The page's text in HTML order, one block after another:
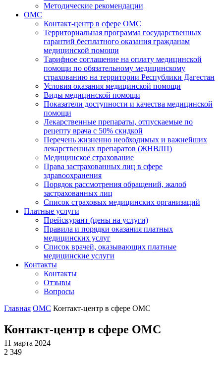
Методические рекомендации
ОМС
Контакт-центр в сфере ОМС
Территориальная программа государственных
гарантий бесплатного оказания гражданам
медицинской помощи
Тарифное соглашение на оплату медицинской
помощи по обязательному медицинскому
страхованию на территории Республики Дагестан
Условия оказания медицинской помощи
Виды медицинской помощи
Показатели доступности и качества медицинской
помощи
Лекарственные препараты, отпускаемые по
рецепту врача с 50% скидкой
Перечень жизненно необходимых и важнейших
лекарственных препаратов (ЖНВЛП)
Медицинское страхование
Права застрахованных лиц в сфере
здравоохранения
Порядок рассмотрения обращений, жалоб
застрахованных лиц
Список страховых медицинских организаций
Платные услуги
Прейскурант (цены на услуги)
Правила и порядки оказания платных
медицинских услуг
Список врачей, оказывающих платные
медицинские услуги
Контакты
Контакты
Отзывы
Вопросы
Главная ОМС Контакт-центр в сфере ОМС
Контакт-центр в сфере ОМС
11 марта 2024
2 349